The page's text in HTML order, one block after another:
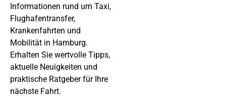
Informationen rund um Taxi,
Flughafentransfer,
Krankenfahrten und
Mobilität in Hamburg.
Erhalten Sie wertvolle Tipps,
aktuelle Neuigkeiten und
praktische Ratgeber für Ihre
nächste Fahrt.